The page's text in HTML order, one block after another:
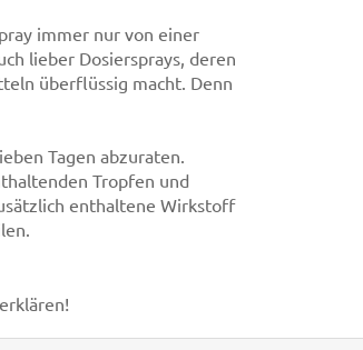
immer nur von einer
lieber Dosiersprays, deren
überflüssig macht. Denn
Tagen abzuraten.
Tropfen und
enthaltene Wirkstoff